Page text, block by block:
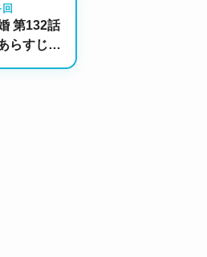
第132話
らすじ・